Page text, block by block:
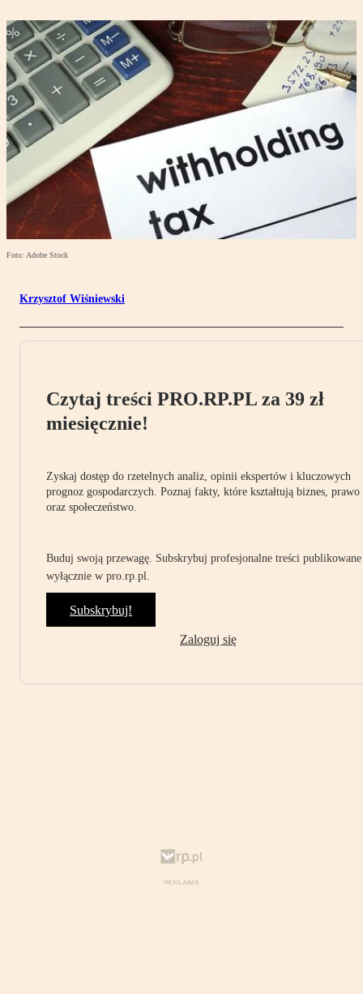
Foto: Adobe Stock
Krzysztof Wiśniewski
Czytaj treści PRO.RP.PL za 39 zł
miesięcznie!
Zyskaj dostęp do rzetelnych analiz, opinii ekspertów i kluczowych
prognoz gospodarczych. Poznaj fakty, które kształtują biznes, prawo
oraz społeczeństwo.
Buduj swoją przewagę. Subskrybuj profesjonalne treści publikowane
wyłącznie w pro.rp.pl.
Subskrybuj!
Zaloguj się